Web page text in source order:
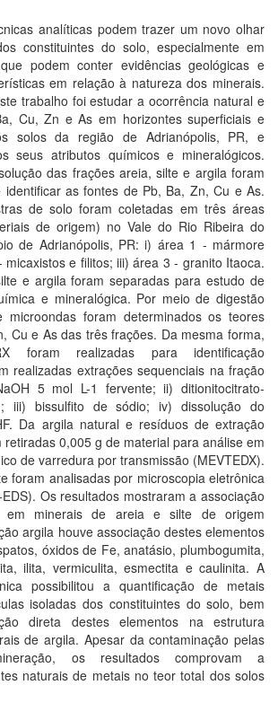
analíticas podem trazer um novo olhar
constituintes do solo, especialmente em
podem conter evidências geológicas e
em relação à natureza dos minerais.
trabalho foi estudar a ocorrência natural e
Cu, Zn e As em horizontes superficiais e
solos da região de Adrianópolis, PR, e
seus atributos químicos e mineralógicos.
das frações areia, silte e argila foram
identificar as fontes de Pb, Ba, Zn, Cu e As.
de solo foram coletadas em três áreas
de origem) no Vale do Rio Ribeira do
de Adrianópolis, PR: i) área 1 - mármore
e filitos; iii) área 3 - granito Itaoca.
e argila foram separadas para estudo de
e mineralógica. Por meio de digestão
foram determinados os teores
Cu e As das três frações. Da mesma forma,
foram realizadas para identificação
realizadas extrações sequenciais na fração
5 mol L-1 fervente; ii) ditionitocitrato-
iii) bissulfito de sódio; iv) dissolução do
Da argila natural e resíduos de extração
retiradas 0,005 g de material para análise em
de varredura por transmissão (MEVTEDX).
foram analisadas por microscopia eletrônica
Os resultados mostraram a associação
minerais de areia e silte de origem
argila houve associação destes elementos
óxidos de Fe, anatásio, plumbogumita,
ilita, vermiculita, esmectita e caulinita. A
possibilitou a quantificação de metais
isoladas dos constituintes do solo, bem
direta destes elementos na estrutura
de argila. Apesar da contaminação pelas
os resultados comprovam a
naturais de metais no teor total dos solos